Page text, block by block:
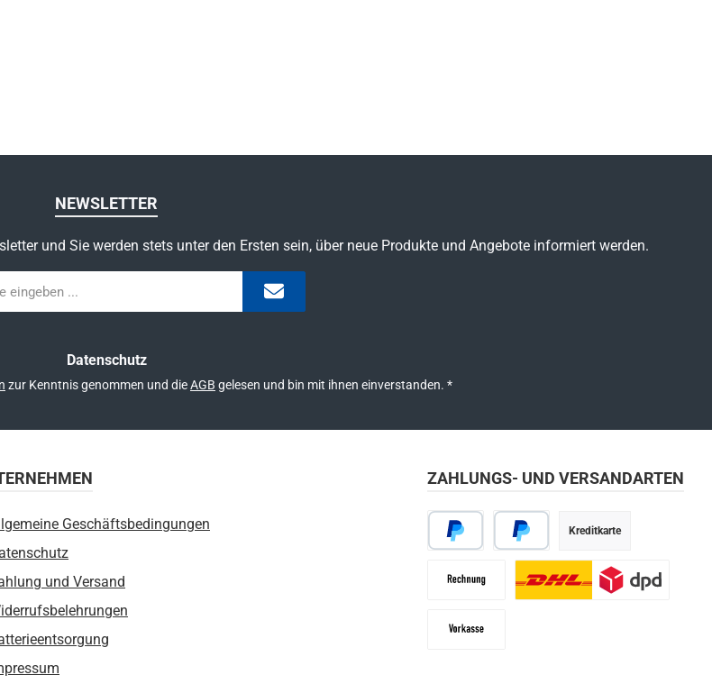
NEWSLETTER
und Sie werden stets unter den Ersten sein, über neue Produkte und Angebote informiert werden.
Datenschutz
zur Kenntnis genommen und dieAGB gelesen und bin mit ihnen einverstanden. *
Geschäftsbedingungen
und Versand
ZAHLUNGS- UND VERSANDARTEN
Später bezahlen
Kreditkarte